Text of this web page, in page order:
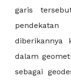
garis
diberikannya
dalam
sebagai